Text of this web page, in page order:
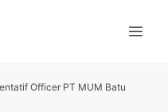
Officer PT MUM Batu